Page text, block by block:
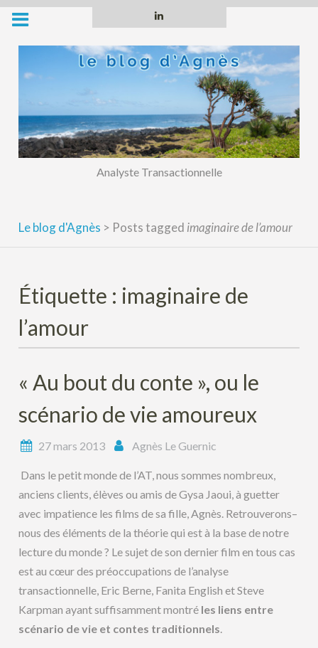
Skip
content
Analyste Transactionnelle
Le blog d'Agnès > Posts tagged imaginaire de l’amour
Étiquette : imaginaire de
l’amour
« Au bout du conte », ou le
scénario de vie amoureux
27 mars 2013 Agnès Le Guernic
Dans le petit monde de l’AT, nous sommes nombreux,
anciens clients, élèves ou amis de Gysa Jaoui, à guetter
avec impatience les films de sa fille, Agnès. Retrouverons–
nous des éléments de la théorie qui est à la base de notre
lecture du monde ? Le sujet de son dernier film en tous cas
est au cœur des préoccupations de l’analyse
transactionnelle, Eric Berne, Fanita English et Steve
Karpman ayant suffisamment montré les liens entre
scénario de vie et contes traditionnels.